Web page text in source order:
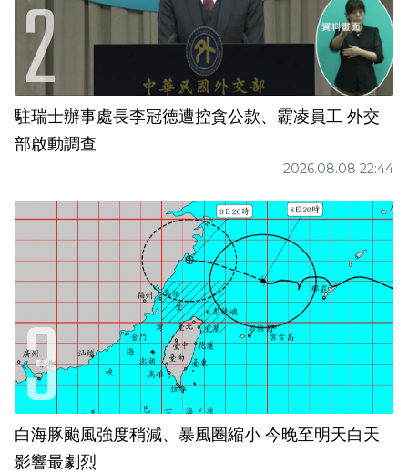
駐瑞士辦事處長李冠德遭控貪公款、霸凌員工 外交
部啟動調查
2026.08.08 22:44
白海豚颱風強度稍減、暴風圈縮小 今晚至明天白天
影響最劇烈